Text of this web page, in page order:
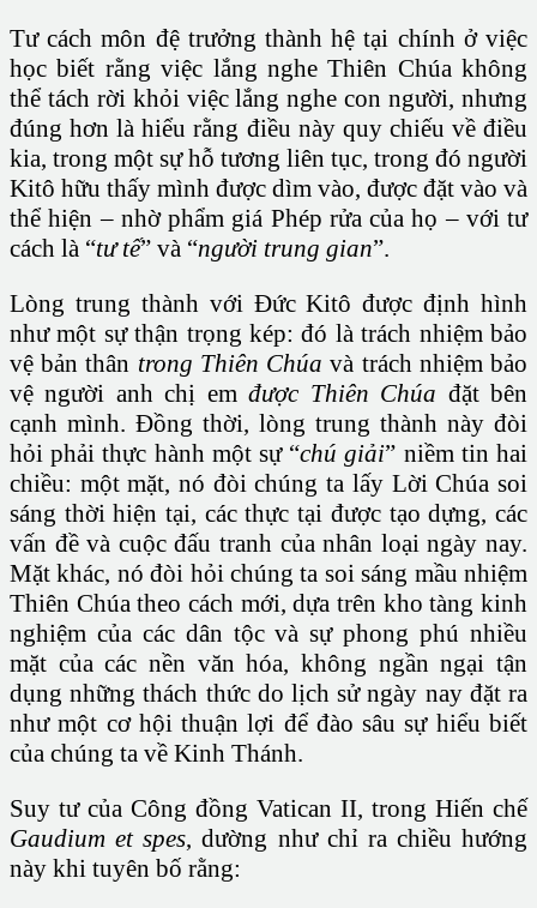
Tư cách môn đệ trưởng thành hệ tại chính ở việc
học biết rằng việc lắng nghe Thiên Chúa không
thể tách rời khỏi việc lắng nghe con người, nhưng
đúng hơn là hiểu rằng điều này quy chiếu về điều
kia, trong một sự hỗ tương liên tục, trong đó người
Kitô hữu thấy mình được dìm vào, được đặt vào và
thể hiện – nhờ phẩm giá Phép rửa của họ – với tư
cách là “tư tế” và “người trung gian”.
Lòng trung thành với Đức Kitô được định hình
như một sự thận trọng kép: đó là trách nhiệm bảo
vệ bản thân trong Thiên Chúa và trách nhiệm bảo
vệ người anh chị emđược Thiên Chúa đặt bên
cạnh mình. Đồng thời, lòng trung thành này đòi
hỏi phải thực hành một sự “chú giải” niềm tin hai
chiều: một mặt, nó đòi chúng ta lấy Lời Chúa soi
sáng thời hiện tại, các thực tại được tạo dựng, các
vấn đề và cuộc đấu tranh của nhân loại ngày nay.
Mặt khác, nó đòi hỏi chúng ta soi sáng mầu nhiệm
Thiên Chúa theo cách mới, dựa trên kho tàng kinh
nghiệm của các dân tộc và sự phong phú nhiều
mặt của các nền văn hóa, không ngần ngại tận
dụng những thách thức do lịch sử ngày nay đặt ra
như một cơ hội thuận lợi để đào sâu sự hiểu biết
của chúng ta về Kinh Thánh.
Suy tư của Công đồng Vatican II, trong Hiến chế
Gaudium et spes, dường như chỉ ra chiều hướng
này khi tuyên bố rằng: